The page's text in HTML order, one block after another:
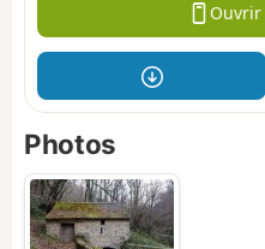
Photos